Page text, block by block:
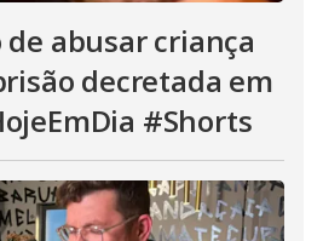
abusar criança
decretada em
#Shorts